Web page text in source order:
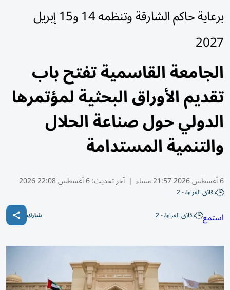
برعاية حاكم الشارقة وتنظمه 14 و15 إبريل
2027
الجامعة القاسمية تفتح باب
تقديم الأوراق البحثية لمؤتمرها
الدولي حول صناعة الحلال
والتنمية المستدامة
6 أغسطس 2026 21:57 مساء | آخر تحديث:6 أغسطس 22:08 2026
دقائق القراءة - 2
استمع دقائق القراءة - 2 شارك